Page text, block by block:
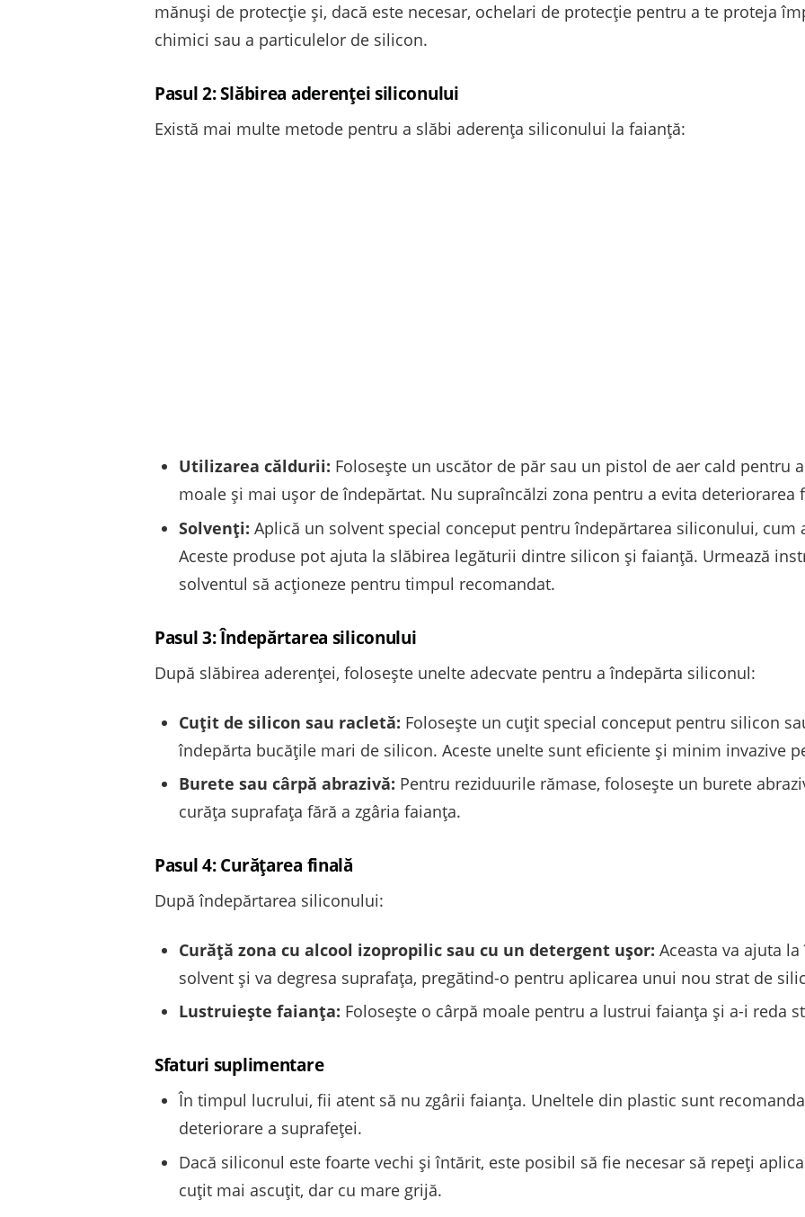
mănuși de protecție și, dacă este necesar, ochelari de protecție pentru a te proteja
chimici sau a particulelor de silicon.
Pasul 2: Slăbirea aderenței siliconului
Există mai multe metode pentru a slăbi aderența siliconului la faianță:
Utilizarea căldurii: Folosește un uscător de păr sau un pistol de aer cald pentru
moale și mai ușor de îndepărtat. Nu supraîncălzi zona pentru a evita deteriorarea
Solvenți: Aplică un solvent special conceput pentru îndepărtarea siliconului, cum
Aceste produse pot ajuta la slăbirea legăturii dintre silicon și faianță. Urmează
solventul să acționeze pentru timpul recomandat.
Pasul 3: Îndepărtarea siliconului
După slăbirea aderenței, folosește unelte adecvate pentru a îndepărta siliconul:
Cuțit de silicon sau racletă: Folosește un cuțit special conceput pentru silicon
îndepărta bucățile mari de silicon. Aceste unelte sunt eficiente și minim invazive
Burete sau cârpă abrazivă: Pentru reziduurile rămase, folosește un burete
curăța suprafața fără a zgâria faianța.
Pasul 4: Curățarea finală
După îndepărtarea siliconului:
Curăță zona cu alcool izopropilic sau cu un detergent ușor: Aceasta va ajuta
solvent și va degresa suprafața, pregătind-o pentru aplicarea unui nou strat de
Lustruiește faianța: Folosește o cârpă moale pentru a lustrui faianța și a-i reda
Sfaturi suplimentare
În timpul lucrului, fii atent să nu zgârii faianța. Uneltele din plastic sunt
deteriorare a suprafeței.
Dacă siliconul este foarte vechi și întărit, este posibil să fie necesar să repeți
cuțit mai ascuțit, dar cu mare grijă.